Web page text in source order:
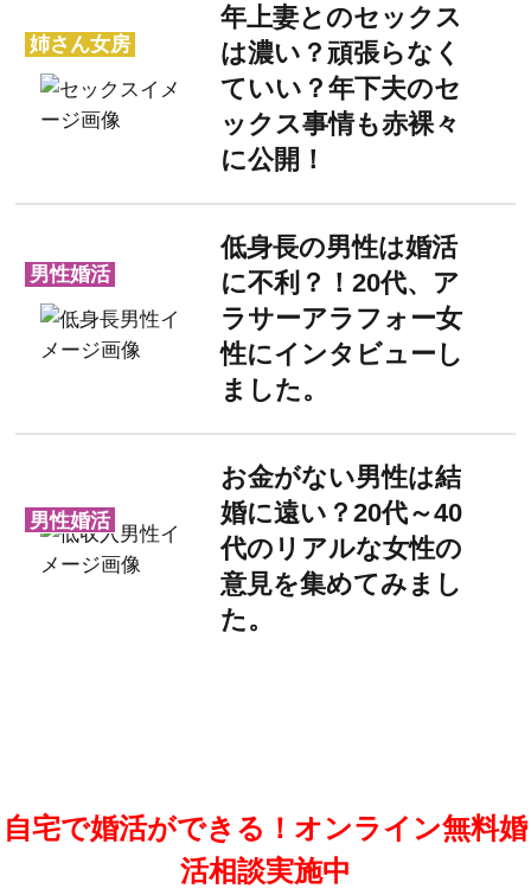
姉さん女房
年上妻とのセックス
は濃い？頑張らなく
ていい？年下夫のセ
ックス事情も赤裸々
に公開！
男性婚活
低身長の男性は婚活
に不利？！20代、ア
ラサーアラフォー女
性にインタビューし
ました。
男性婚活
お金がない男性は結
婚に遠い？20代～40
代のリアルな女性の
意見を集めてみまし
た。
自宅で婚活ができる！オンライン無料婚
活相談実施中